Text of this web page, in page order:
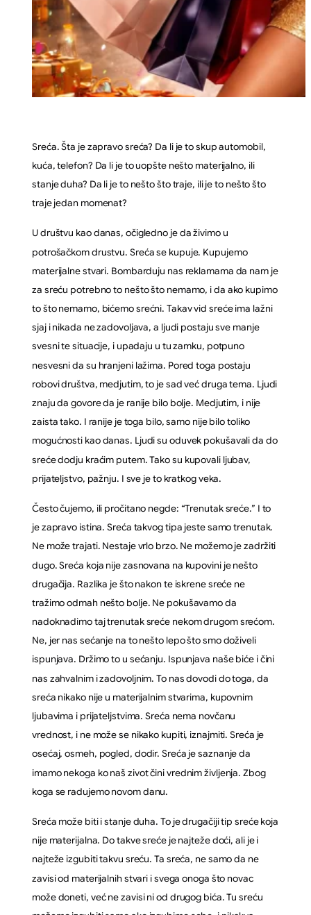
Sreća. Šta je zapravo sreća? Da li je to skup automobil,
kuća, telefon? Da li je to uopšte nešto materijalno, ili
stanje duha? Da li je to nešto što traje, ili je to nešto što
traje jedan momenat?
U društvu kao danas, očigledno je da živimo u
potrošačkom drustvu. Sreća se kupuje. Kupujemo
materijalne stvari. Bombarduju nas reklamama da nam je
za sreću potrebno to nešto što nemamo, i da ako kupimo
to što nemamo, bićemo srećni. Takav vid sreće ima lažni
sjaj i nikada ne zadovoljava, a ljudi postaju sve manje
svesni te situacije, i upadaju u tu zamku, potpuno
nesvesni da su hranjeni lažima. Pored toga postaju
robovi društva, medjutim, to je sad već druga tema. Ljudi
znaju da govore da je ranije bilo bolje. Medjutim, i nije
zaista tako. I ranije je toga bilo, samo nije bilo toliko
mogućnosti kao danas. Ljudi su oduvek pokušavali da do
sreće dodju kraćim putem. Tako su kupovali ljubav,
prijateljstvo, pažnju. I sve je to kratkog veka.
Često čujemo, ili pročitano negde: “Trenutak sreće.” I to
je zapravo istina. Sreća takvog tipa jeste samo trenutak.
Ne može trajati. Nestaje vrlo brzo. Ne možemo je zadržiti
dugo. Sreća koja nije zasnovana na kupovini je nešto
drugačija. Razlika je što nakon te iskrene sreće ne
tražimo odmah nešto bolje. Ne pokušavamo da
nadoknadimo taj trenutak sreće nekom drugom srećom.
Ne, jer nas sećanje na to nešto lepo što smo doživeli
ispunjava. Držimo to u sećanju. Ispunjava naše biće i čini
nas zahvalnim i zadovoljnim. To nas dovodi do toga, da
sreća nikako nije u materijalnim stvarima, kupovnim
ljubavima i prijateljstvima. Sreća nema novčanu
vrednost, i ne može se nikako kupiti, iznajmiti. Sreća je
osećaj, osmeh, pogled, dodir. Sreća je saznanje da
imamo nekoga ko naš zivot čini vrednim življenja. Zbog
koga se radujemo novom danu.
Sreća može biti i stanje duha. To je drugačiji tip sreće koja
nije materijalna. Do takve sreće je najteže doći, ali je i
najteže izgubiti takvu sreću. Ta sreća, ne samo da ne
zavisi od materijalnih stvari i svega onoga što novac
može doneti, već ne zavisi ni od drugog bića. Tu sreću